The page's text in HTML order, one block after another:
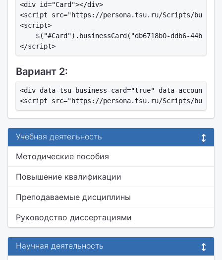
<div id="Card"></div>
<script src="https://persona.tsu.ru/Scripts/
<script>
$("#Card").businessCard("db6718b0-ddb6-44b6-
Вариант 2:
<div data-tsu-business-card="true" data-account-
Учебная деятельность
Методические пособия
Повышение квалификации
Преподаваемые дисциплины
Руководство диссертациями
Научная деятельность